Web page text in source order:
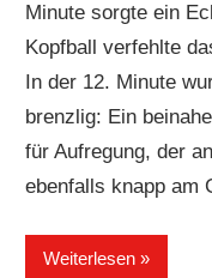
Minute sorgte ein
Kopfball verfehlte
In der 12. Minute
brenzlig: Ein
für Aufregung, der
ebenfalls knapp am
Weiterlesen